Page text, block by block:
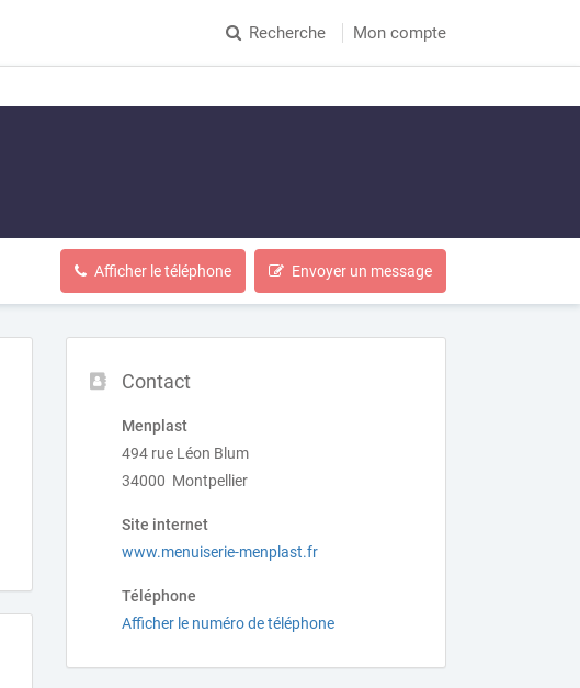
Recherche Mon compte
Afficher le téléphone Envoyer un message
Contact
Menplast
494 rue Léon Blum
34000 Montpellier
Site internet
www.menuiserie-menplast.fr
Téléphone
Afficher le numéro de téléphone